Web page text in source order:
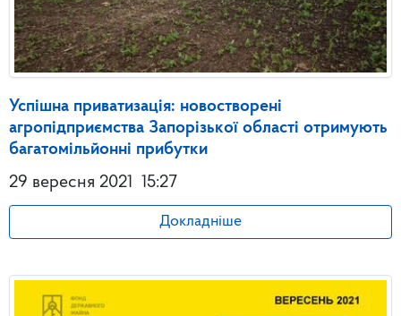
Успішна приватизація: новостворені
агропідприємства Запорізької області отримують
багатомільйонні прибутки
29 вересня 2021
15:27
Докладніше